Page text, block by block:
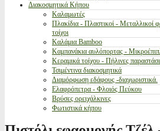
Διακοσμητικά Κήπου
Καλαμωτές
Πλακίδια - Πλαστικοί - Μεταλλικοί
τοίχοι
Καλάμια Bamboo
Καμπανάκια αυλόπορτας -
Κεραμικά τοίχου - Πήλινες
Τσιμέντινα διακοσμητικά
Διαμόρφωση εδάφους -διαχωριστικά.
Ελαφρόπετρα - Φλοιός Πεύκου
Βρύσες ορειχάλκινες
Φωτιστικά κήπου